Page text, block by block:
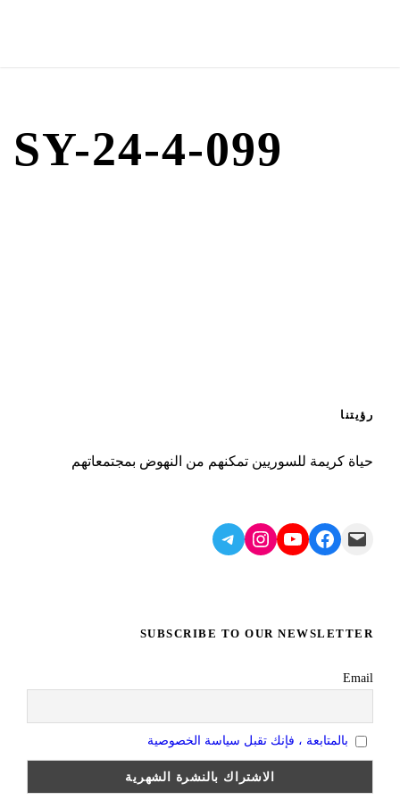
SY-24-4-099
رؤيتنا
حياة كريمة للسوريين تمكنهم من النهوض بمجتمعاتهم
Mail
Facebook
YouTube
Instagram
Telegram
SUBSCRIBE TO OUR NEWSLETTER
Email
بالمتابعة ، فإنك تقبل سياسة الخصوصية